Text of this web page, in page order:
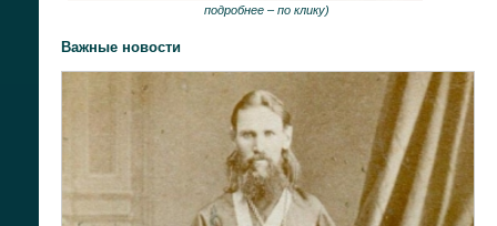
подробнее – по клику)
Важные новости